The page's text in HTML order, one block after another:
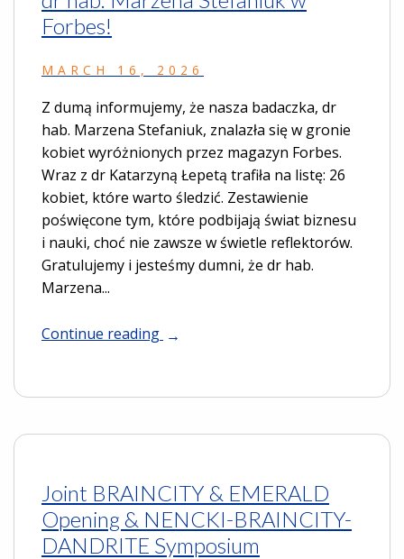
Forbes!
MARCH 16, 2026
Z dumą informujemy, że nasza badaczka, dr
hab. Marzena Stefaniuk, znalazła się w gronie
kobiet wyróżnionych przez magazyn Forbes.
Wraz z dr Katarzyną Łepetą trafiła na listę: 26
kobiet, które warto śledzić. Zestawienie
poświęcone tym, które podbijają świat biznesu
i nauki, choć nie zawsze w świetle reflektorów.
Gratulujemy i jesteśmy dumni, że dr hab.
Marzena...
Continue reading
Joint BRAINCITY & EMERALD
Opening & NENCKI-BRAINCITY-
DANDRITE Symposium